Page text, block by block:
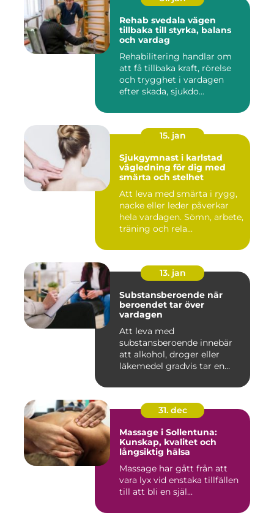
Rehab svedala vägen
tillbaka till styrka, balans
och vardag
Rehabilitering handlar om
att få tillbaka kraft, rörelse
och trygghet i vardagen
efter skada, sjukdo...
15. jan
Sjukgymnast i karlstad
vägledning för dig med
smärta och stelhet
Att leva med smärta i rygg,
nacke eller leder påverkar
hela vardagen. Sömn, arbete,
träning och rela...
13. jan
Substansberoende när
beroendet tar över
vardagen
Att leva med
substansberoende innebär
att alkohol, droger eller
läkemedel gradvis tar en
31. dec
Massage i Sollentuna:
Kunskap, kvalitet och
långsiktig hälsa
Massage har gått från att
vara lyx vid enstaka tillfällen
till att bli en själ...